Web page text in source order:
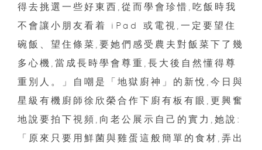
得去挑選一些好東西,從而學會珍惜,吃飯時我
不會讓小朋友看着 iPad 或電視,一定要望住
碗飯、望住條菜,要她們感受農夫對飯菜下了幾
多心機,當成長時學會尊重,長大後自然懂得尊
重別人。」自嘲是「地獄廚神」的新悅,今日與
星級有機廚師徐欣榮合作下廚有板有眼,更興奮
地說要拍下視頻,向老公展示自己的實力,她說:
「原來只要用鮮菌與雞蛋這般簡單的食材,弄出